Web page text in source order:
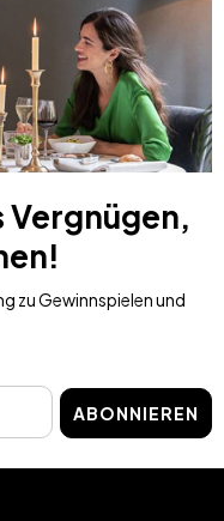
Vergnügen,
zu Gewinnspielen und
ABONNIEREN